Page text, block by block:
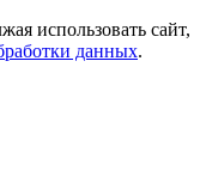
использовать сайт,
данных.